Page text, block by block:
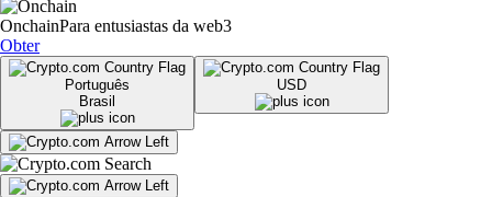
OnchainPara entusiastas da web3
Obter
Português
Brasil
USD